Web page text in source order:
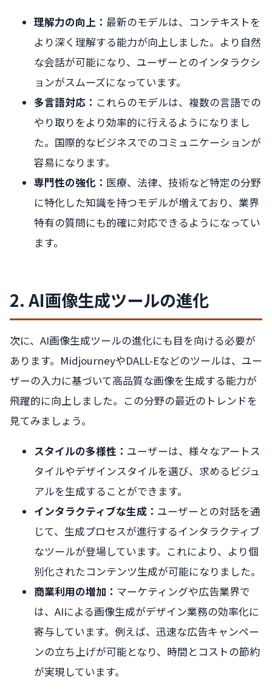
理解力の向上： 最新のモデルは、コンテキストを
より深く理解する能力が向上しました。より自然
な会話が可能になり、ユーザーとのインタラクシ
ョンがスムーズになっています。
多言語対応： これらのモデルは、複数の言語での
やり取りをより効率的に行えるようになりまし
た。国際的なビジネスでのコミュニケーションが
容易になります。
専門性の強化： 医療、法律、技術など特定の分野
に特化した知識を持つモデルが増えており、業界
特有の質問にも的確に対応できるようになってい
ます。
2. AI画像生成ツールの進化
次に、AI画像生成ツールの進化にも目を向ける必要が
あります。MidjourneyやDALL-Eなどのツールは、ユー
ザーの入力に基づいて高品質な画像を生成する能力が
飛躍的に向上しました。この分野の最近のトレンドを
見てみましょう。
スタイルの多様性： ユーザーは、様々なアートス
タイルやデザインスタイルを選び、求めるビジュ
アルを生成することができます。
インタラクティブな生成： ユーザーとの対話を通
じて、生成プロセスが進行するインタラクティブ
なツールが登場しています。これにより、より個
別化されたコンテンツ生成が可能になりました。
商業利用の増加： マーケティングや広告業界で
は、AIによる画像生成がデザイン業務の効率化に
寄与しています。例えば、迅速な広告キャンペー
ンの立ち上げが可能となり、時間とコストの節約
が実現しています。